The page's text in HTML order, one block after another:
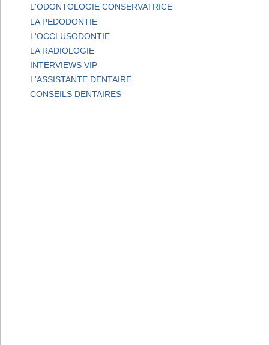
L'ODONTOLOGIE CONSERVATRICE
LA PEDODONTIE
L'OCCLUSODONTIE
LA RADIOLOGIE
INTERVIEWS VIP
L'ASSISTANTE DENTAIRE
CONSEILS DENTAIRES